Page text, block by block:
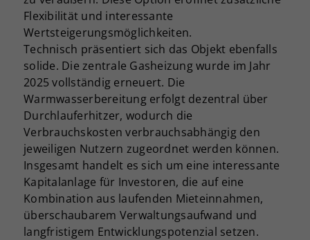
Flexibilität und interessante
Wertsteigerungsmöglichkeiten.
Technisch präsentiert sich das Objekt ebenfalls
solide. Die zentrale Gasheizung wurde im Jahr
2025 vollständig erneuert. Die
Warmwasserbereitung erfolgt dezentral über
Durchlauferhitzer, wodurch die
Verbrauchskosten verbrauchsabhängig den
jeweiligen Nutzern zugeordnet werden können.
Insgesamt handelt es sich um eine interessante
Kapitalanlage für Investoren, die auf eine
Kombination aus laufenden Mieteinnahmen,
überschaubarem Verwaltungsaufwand und
langfristigem Entwicklungspotenzial setzen.